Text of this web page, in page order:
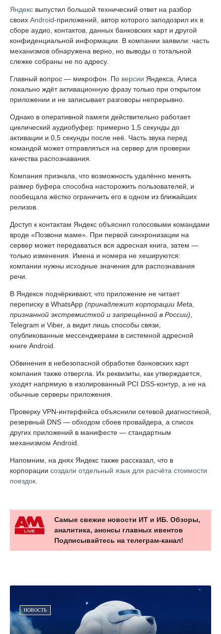
Яндекс выпустил большой технический ответ на разбор
своих Android-приложений, автор которого заподозрил их в
сборе аудио, контактов, данных банковских карт и другой
конфиденциальной информации. В компании заявили: часть
механизмов обнаружена верно, но выводы о тотальной
слежке собраны не по адресу.
Главный вопрос — микрофон. По версии Яндекса, Алиса
локально ждёт активационную фразу только при открытом
приложении и не записывает разговоры непрерывно.
Однако в оперативной памяти действительно работает
циклический аудиобуфер: примерно 1,5 секунды до
активации и 0,5 секунды после неё. Часть звука перед
командой может отправляться на сервер для проверки
качества распознавания.
Компания признала, что возможность удалённо менять
размер буфера способна насторожить пользователей, и
пообещала жёстко ограничить его в одном из ближайших
релизов.
Доступ к контактам Яндекс объяснил голосовыми командами
вроде «Позвони маме». При первой синхронизации на
сервер может передаваться вся адресная книга, затем —
только изменения. Имена и номера не хешируются:
компании нужны исходные значения для распознавания
речи.
В Яндексе подчёркивают, что приложение не читает
переписку в WhatsApp (принадлежит корпорации Meta,
признанной экстремисткой и запрещённой в России)
Telegram и Viber, а видит лишь способы связи,
опубликованные мессенджерами в системной адресной
книге Android.
Обвинения в небезопасной обработке банковских карт
компания также отвергла. Их реквизиты, как утверждается,
уходят напрямую в изолированный PCI DSS-контур, а не на
обычные серверы приложения.
Проверку VPN-интерфейса объяснили сетевой диагностикой,
резервный DNS — обходом сбоев провайдера, а список
других приложений в манифесте — стандартным
механизмом Android.
Напомним, на днях Яндекс также рассказал, что в
корпорации создали отдельный язык для расчёта стоимости
поездок
Самые свежие новости ИТ и ИБ. Обзоры,
аналитика, анонсы главных ивентов
Подписывайтесь на телеграм-канал!
НОВОСТЬ